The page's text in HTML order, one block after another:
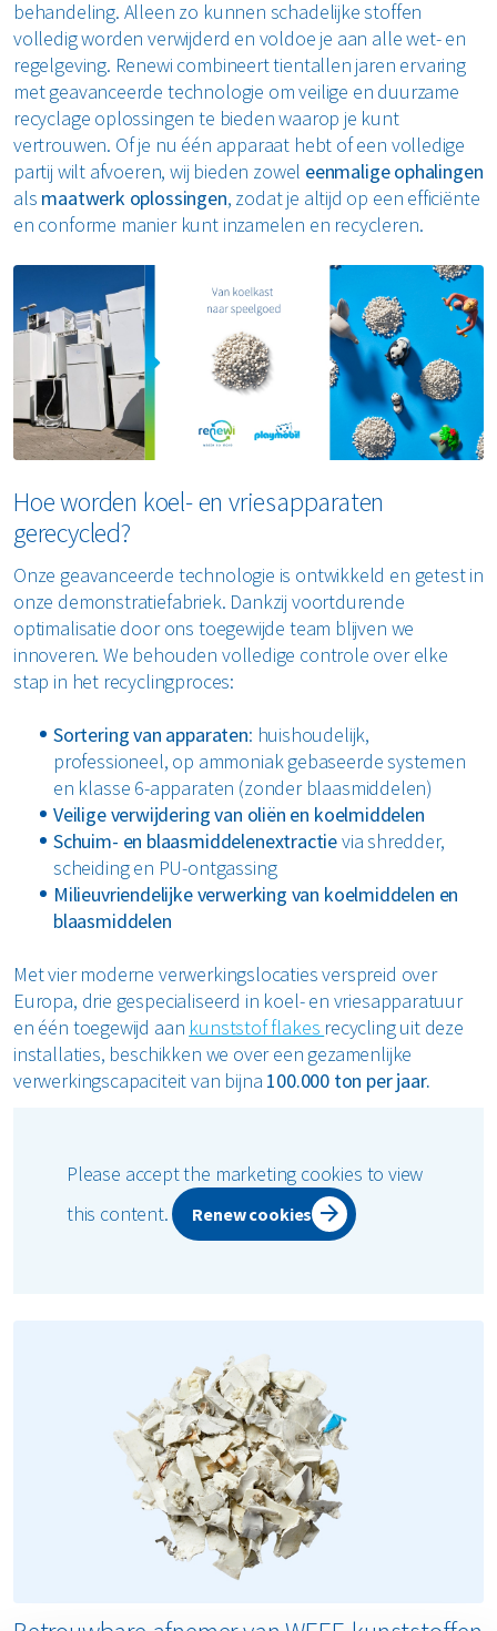
behandeling. Alleen zo kunnen schadelijke stoffen
volledig worden verwijderd en voldoe je aan alle wet- en
regelgeving. Renewi combineert tientallen jaren ervaring
met geavanceerde technologie om veilige en duurzame
recyclage oplossingen te bieden waarop je kunt
vertrouwen. Of je nu één apparaat hebt of een volledige
partij wilt afvoeren, wij bieden zowel eenmalige ophalingen
als maatwerk oplossingen, zodat je altijd op een efficiënte
en conforme manier kunt inzamelen en recycleren.
Hoe worden koel- en vriesapparaten
gerecycled?
Onze geavanceerde technologie is ontwikkeld en getest in
onze demonstratiefabriek. Dankzij voortdurende
optimalisatie door ons toegewijde team blijven we
innoveren. We behouden volledige controle over elke
stap in het recyclingproces:
Sortering van apparaten: huishoudelijk,
professioneel, op ammoniak gebaseerde systemen
en klasse 6-apparaten (zonder blaasmiddelen)
Veilige verwijdering van oliën en koelmiddelen
Schuim- en blaasmiddelenextractievia shredder,
scheiding en PU-ontgassing
Milieuvriendelijke verwerking van koelmiddelen en
blaasmiddelen
Met vier moderne verwerkingslocaties verspreid over
Europa, drie gespecialiseerd in koel- en vriesapparatuur
en één toegewijd aan kunststof flakes recycling uit deze
installaties, beschikken we over een gezamenlijke
verwerkingscapaciteit van bijna 100.000 ton per jaar.
Please accept the marketing cookies to view
this content.
Renew cookies